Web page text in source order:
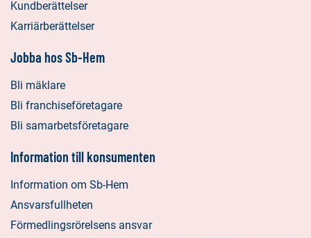
Kundberättelser
Karriärberättelser
Jobba hos Sb-Hem
Bli mäklare
Bli franchiseföretagare
Bli samarbetsföretagare
Information till konsumenten
Information om Sb-Hem
Ansvarsfullheten
Förmedlingsrörelsens ansvar